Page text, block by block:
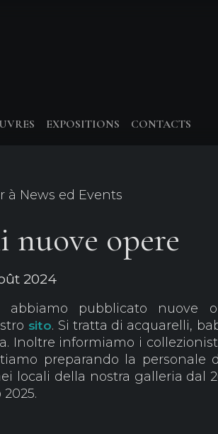
EXPOSITIONS CONTACTS
à News ed Events
nuove opere
2024
abbiamo pubblicato nuove
sito. Si tratta di acquarelli,
Inoltre informiamo i
preparando la personale
locali della nostra galleria dal